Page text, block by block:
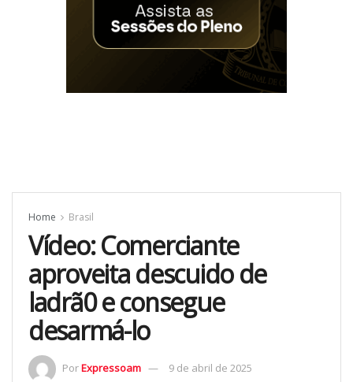
Home Brasil
Vídeo: Comerciante
aproveita descuido de
ladrã0 e consegue
desarmá-lo
PorExpressoam 9 de abril de 2025